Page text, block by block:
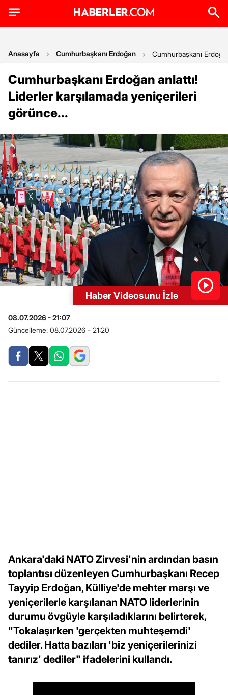
Anasayfa Cumhurbaşkanı Erdoğan Cumhurbaşkanı
Cumhurbaşkanı Erdoğan anlattı!
Liderler karşılamada yeniçerileri
görünce...
Haber Videosunu İzle
08.07.2026 - 21:07
Güncelleme: 08.07.2026 - 21:20
Ankara'daki NATO Zirvesi'nin ardından basın
toplantısı düzenleyen Cumhurbaşkanı Recep
Tayyip Erdoğan, Külliye'de mehter marşı ve
yeniçerilerle karşılanan NATO liderlerinin
durumu övgüyle karşıladıklarını belirterek,
"Tokalaşırken 'gerçekten muhteşemdi'
dediler. Hatta bazıları 'biz yeniçerilerinizi
tanırız' dediler" ifadelerini kullandı.